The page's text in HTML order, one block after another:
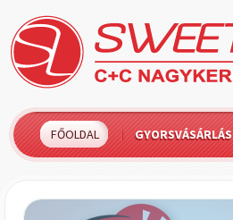
FŐOLDAL GYORSVÁSÁRLÁS